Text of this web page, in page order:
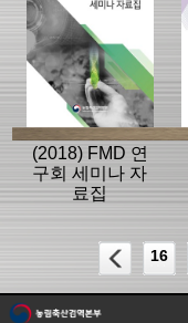
(2018) FMD 연
구회 세미나 자
료집
16